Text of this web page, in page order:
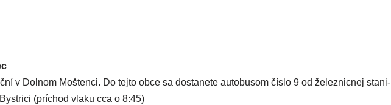
v Dolnom Moštenci. Do tej­to obce sa dosta­ne­te auto­bu­som čís­lo 9 od želez­nic­nej sta­ni­
(prí­chod vla­ku cca o 8:45)